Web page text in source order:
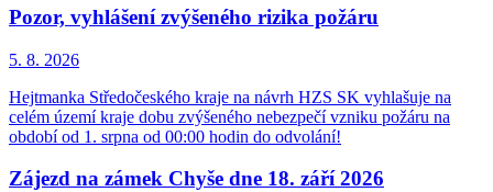
Pozor, vyhlášení zvýšeného rizika požáru
5. 8. 2026
Hejtmanka Středočeského kraje na návrh HZS SK vyhlašuje na
celém území kraje dobu zvýšeného nebezpečí vzniku požáru na
období od 1. srpna od 00:00 hodin do odvolání!
Zájezd na zámek Chyše dne 18. září 2026